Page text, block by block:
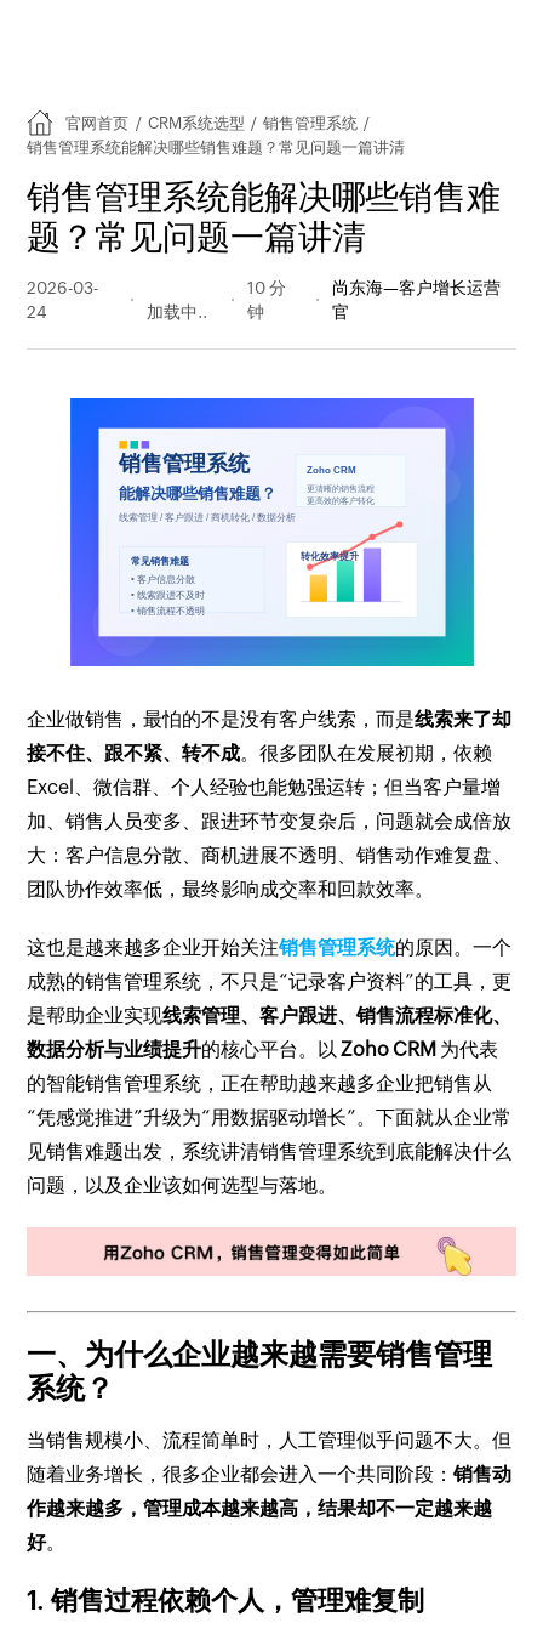
官网首页 / CRM系统选型 / 销售管理系统 /
销售管理系统能解决哪些销售难题？常见问题一篇讲清
销售管理系统能解决哪些销售难
题？常见问题一篇讲清
2026-03-
24
量
10 分
钟
尚东海—客户增长运营
官
企业做销售，最怕的不是没有客户线索，而是线索来了却
接不住、跟不紧、转不成。很多团队在发展初期，依赖
Excel、微信群、个人经验也能勉强运转；但当客户量增
加、销售人员变多、跟进环节变复杂后，问题就会成倍放
大：客户信息分散、商机进展不透明、销售动作难复盘、
团队协作效率低，最终影响成交率和回款效率。
这也是越来越多企业开始关注销售管理系统的原因。一个
成熟的销售管理系统，不只是“记录客户资料”的工具，更
是帮助企业实现线索管理、客户跟进、销售流程标准化、
数据分析与业绩提升的核心平台。以Zoho CRM 为代表
的智能销售管理系统，正在帮助越来越多企业把销售从
“凭感觉推进”升级为“用数据驱动增长”。下面就从企业常
见销售难题出发，系统讲清销售管理系统到底能解决什么
问题，以及企业该如何选型与落地。
一、为什么企业越来越需要销售管理
系统？
当销售规模小、流程简单时，人工管理似乎问题不大。但
随着业务增长，很多企业都会进入一个共同阶段：销售动
作越来越多，管理成本越来越高，结果却不一定越来越
好。
1. 销售过程依赖个人，管理难复制